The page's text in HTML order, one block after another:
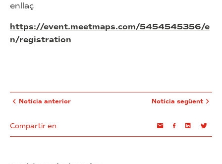
enllaç
https://event.meetmaps.com/5454545356/e
n/registration
Notícia anterior
Compartir en EmailFacebookLinkedin
Notícia següent